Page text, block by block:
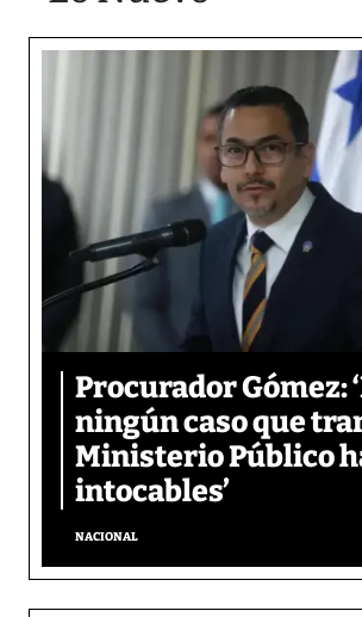
Procurador Gómez:
ningún caso que
Ministerio Público
intocables’
NACIONAL